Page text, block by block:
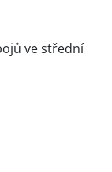
ve střední